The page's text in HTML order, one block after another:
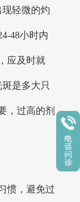
轻微的灼
48小时内
应及时就
是多大只
，过高的剂
惯，避免过